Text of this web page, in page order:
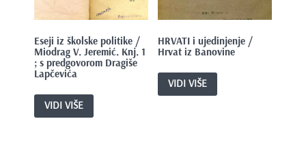
Eseji iz školske politike /
Miodrag V. Jeremić. Knj. 1
; s predgovorom Dragiše
Lapčevića
VIDI VIŠE
HRVATI i ujedinjenje /
Hrvat iz Banovine
VIDI VIŠE